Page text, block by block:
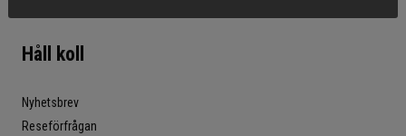
Håll koll
Nyhetsbrev
Reseförfrågan